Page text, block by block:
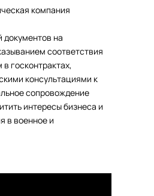
компания
документов на
соответствия
госконтрактах,
консультациями к
сопровождение
интересы бизнеса и
в военное и